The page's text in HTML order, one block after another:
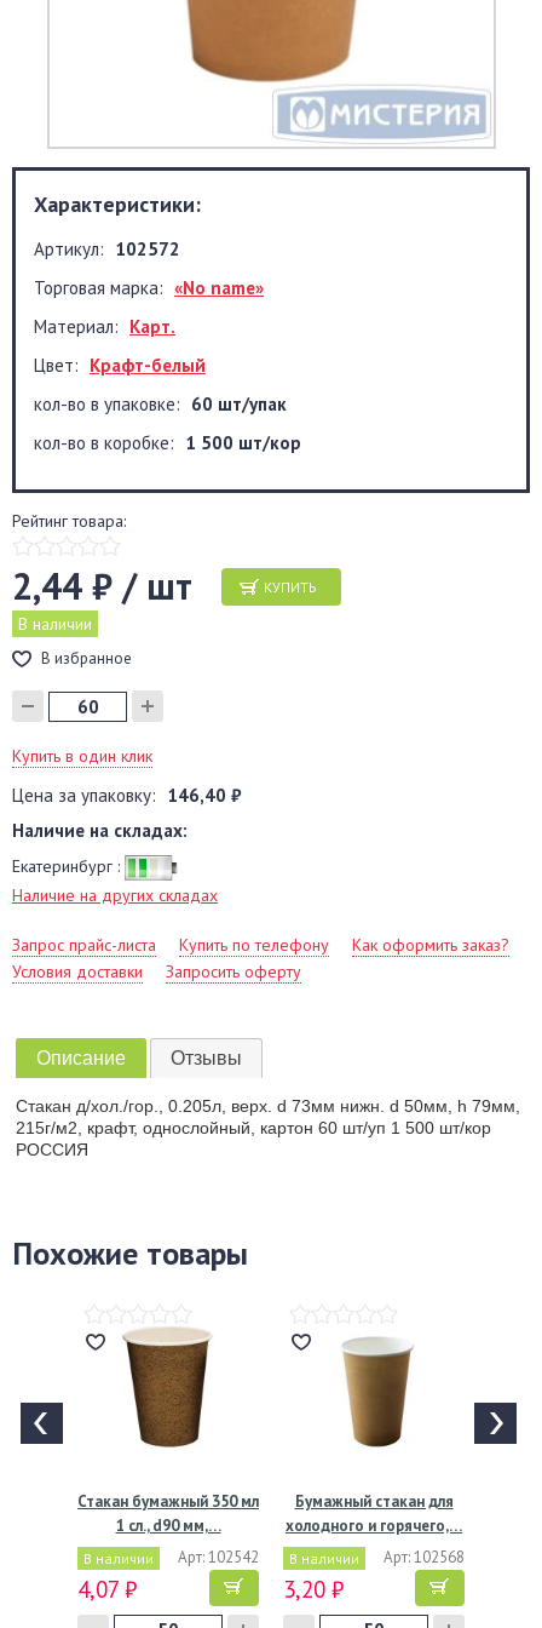
Характеристики:
Артикул: 102572
Торговая марка: «No name»
Материал: Карт.
Цвет: Крафт-белый
кол-во в упаковке: 60 шт/упак
кол-во в коробке: 1 500 шт/кор
Рейтинг товара:
2,44 ₽ / шт КУПИТЬ
В наличии
В избранное
Купить в один клик
Цена за упаковку: 146,40 ₽
Наличие на складах:
Екатеринбург :
Наличие на других складах
Запрос прайс-листа Купить по телефону
Как оформить заказ?
Условия доставки
Запросить оферту
Описание Отзывы
Стакан д/хол./гор., 0.205л, верх. d 73мм нижн. d 50мм, h 79мм,
215г/м2, крафт, однослойный, картон 60 шт/уп 1 500 шт/кор
РОССИЯ
Похожие товары
Стакан бумажный 350 мл
1 сл., d90 мм,…
В наличии Арт: 102542
4,07 ₽
Бумажный стакан для
холодного и горячего,…
В наличии Арт: 102568
3,20 ₽